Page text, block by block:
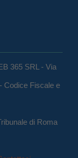
365 SRL - Via
Codice Fiscale e
di Roma